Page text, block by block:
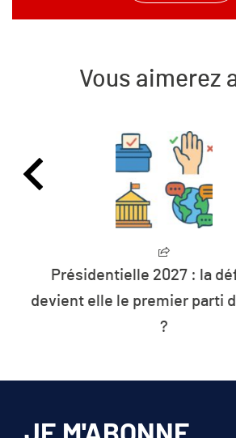
Vous aimerez
L’humanité vit
les ressources de